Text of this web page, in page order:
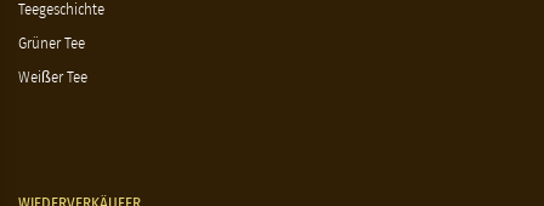
Teegeschichte
Grüner Tee
Weißer Tee